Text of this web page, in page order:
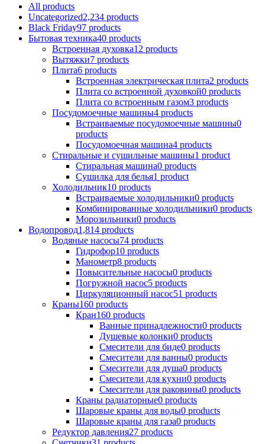
All products
Uncategorized2,234 products
Black Friday97 products
Бытовая техника40 products
Встроенная духовка12 products
Вытяжки7 products
Плита6 products
Встроенная электрическая плита2 products
Плита со встроенной духовкой0 products
Плита со встроенным газом3 products
Посудомоечные машины4 products
Встраиваемые посудомоечные машины0
products
Посудомоечная машина4 products
Стиральные и сушильные машины1 product
Стиральная машина0 products
Сушилка для белья1 product
Холодильник10 products
Встраиваемые холодильники0 products
Комбинированные холодильники0 products
Морозильники0 products
Водопровод1,814 products
Водяные насосы74 products
Гидрофор10 products
Манометр8 products
Повысительные насосы0 products
Погружной насос5 products
Циркуляционный насос51 products
Краны160 products
Кран160 products
Ванные принадлежности0 products
Душевые колонки0 products
Смесители для биде0 products
Смесители для ванны0 products
Смесители для душа0 products
Смесители для кухни0 products
Смесители для раковины0 products
Краны радиаторные0 products
Шаровые краны для воды0 products
Шаровые краны для газа0 products
Редуктор давления27 products